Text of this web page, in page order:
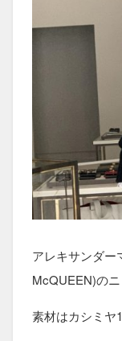
アレキサンダー
McQUEEN)のニ
素材はカシミヤ